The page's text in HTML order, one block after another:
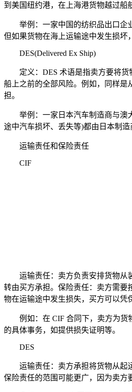
到美国纽约港，在上海港货物越过船
举例：一家中国的纺织品出口企业
但如果货物在海上运输途中发生损坏
DES(Delivered Ex Ship)
定义：DES 术语是指卖方要将货
船上之前的全部风险。例如，同样是
担。
举例：一家日本汽车制造商与澳大
途中汽车损坏、丢失等)都由日本制
运输责任和保险责任
CIF
运输责任：卖方负责安排货物从装
转由买方承担。保险责任：卖方需要
物在运输途中发生损失，买方可以凭
例如：在 CIF 合同下，卖方为货物
的具体事务，如提供损失证明等。
DES
运输责任：卖方承担将货物从起运
保险责任的范围可能更广，因为卖方